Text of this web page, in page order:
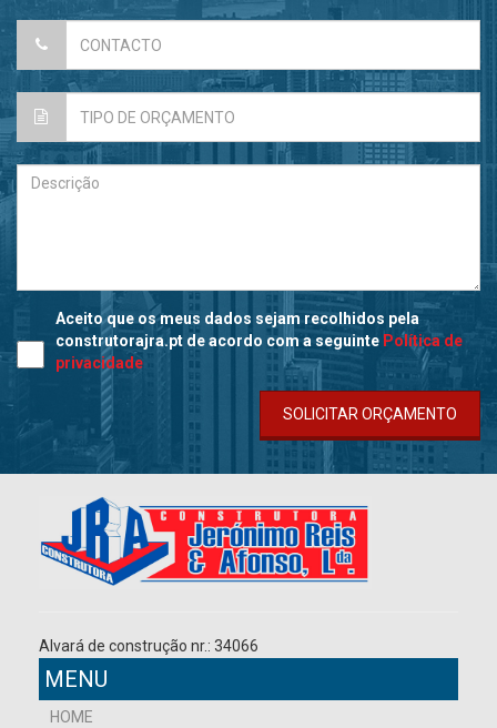
Aceito que os meus dados sejam recolhidos pela
construtorajra.pt de acordo com a seguinte Política de
privacidade
SOLICITAR ORÇAMENTO
Alvará de construção nr.: 34066
MENU
HOME